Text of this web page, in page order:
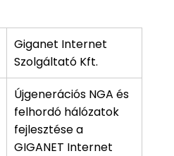
Giganet Internet
Szolgáltató Kft.
Újgenerációs NGA és
felhordó hálózatok
fejlesztése a
GIGANET Internet